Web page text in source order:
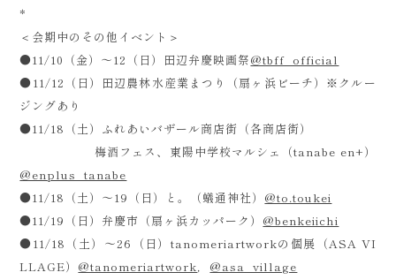
*
＜会期中のその他イベント＞
●11/10（金）～12（日）田辺弁慶映画祭@tbff_official
●11/12（日）田辺農林水産業まつり（扇ヶ浜ビーチ）※クルー
ジングあり
●11/18（土）ふれあいバザール商店街（各商店街）
梅酒フェス、東陽中学校マルシェ（tanabe en+）
@enplus_tanabe
●11/18（土）～19（日）と。（蟻通神社） @to.toukei
●11/19（日）弁慶市（扇ヶ浜カッパーク） @benkeiichi
●11/18（土）～26（日）tanomeriartworkの個展（ASA VI
LLAGE） @tanomeriartwork， @asa_village